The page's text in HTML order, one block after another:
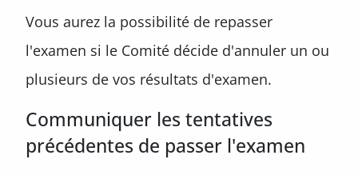
Vous aurez la possibilité de repasser
l'examen si le Comité décide d'annuler un ou
plusieurs de vos résultats d'examen.
Communiquer les tentatives
précédentes de passer l'examen